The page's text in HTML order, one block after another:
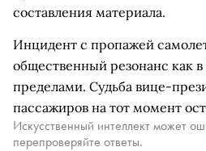
составления материала.
Инцидент с пропажей
общественный резонанс как в
пределами. Судьба вице-
пассажиров на тот момент
Искусственный интеллект может
перепроверяйте ответы.